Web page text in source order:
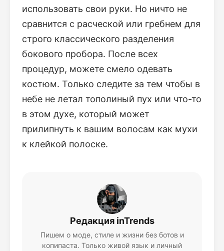
использовать свои руки. Но ничто не
сравнится с расческой или гребнем для
строго классического разделения
бокового пробора. После всех
процедур, можете смело одевать
костюм. Только следите за тем чтобы в
небе не летал тополиный пух или что-то
в этом духе, который может
прилипнуть к вашим волосам как мухи
к клейкой полоске.
Редакция inTrends
Пишем о моде, стиле и жизни без ботов и
копипаста. Только живой язык и личный